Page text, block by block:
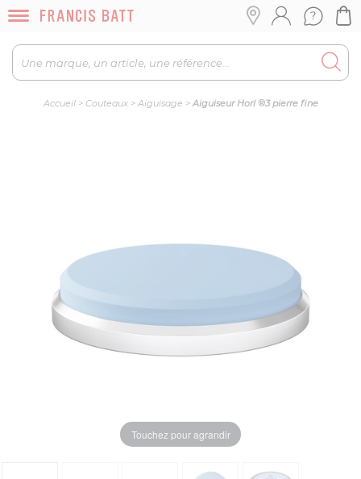
Accueil> Couteaux> Aiguisage >Aiguiseur Horl ®3 pierre fine
Touchez pour agrandir